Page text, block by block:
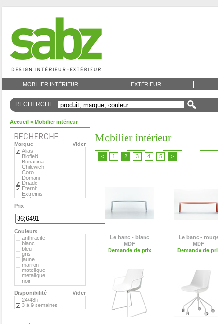
MOBILIER INTÉRIEUR EXTÉRIEUR
RECHERCHE :
Accueil > Mobilier intérieur
Vider
Marque
Alias
Blofield
Bonacina
Chilewich
Coro
Domani
Driade
Eternit
Extremis
Fatboy
Flora
Foscarini
Gandia Blasco
Hay
MDF
Magis
Marimekko
Matière Grise
Moroso
Paola Lenti
Plank
Pop Corn
Roda
Serralunga
Tribu
Vange
Versus
Viteo
Prix
Couleurs
anthracite
blanc
bleu
gris
jaune
marron
matellique
metallique
noir
orange
rouge
transparent
vert
Vider
Disponibilité
24/48h
3 à 9 semaines
Mobilier intérieur
< 1 2 3 4 5 >
Le banc - blanc
MDF
Demande de prix
Le banc -
MDF
Demande de